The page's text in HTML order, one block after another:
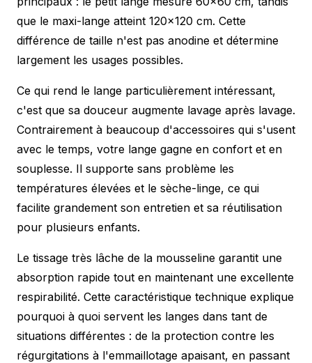
que le maxi-lange atteint 120×120 cm. Cette
différence de taille n'est pas anodine et détermine
largement les usages possibles.
Ce qui rend le lange particulièrement intéressant,
c'est que sa douceur augmente lavage après lavage.
Contrairement à beaucoup d'accessoires qui s'usent
avec le temps, votre lange gagne en confort et en
souplesse. Il supporte sans problème les
températures élevées et le sèche-linge, ce qui
facilite grandement son entretien et sa réutilisation
pour plusieurs enfants.
Le tissage très lâche de la mousseline garantit une
absorption rapide tout en maintenant une excellente
respirabilité. Cette caractéristique technique explique
pourquoi à quoi servent les langes dans tant de
situations différentes : de la protection contre les
régurgitations à l'emmaillotage apaisant, en passant